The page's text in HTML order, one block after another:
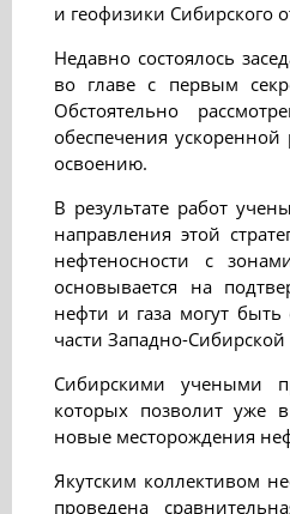
и геофизики Сибирского
Недавно состоялось
во главе с первым
Обстоятельно
обеспечения
освоению.
В результате работ
направления этой
нефтеносности с
основывается на
нефти и газа могут
части Западно-
Сибирскими учеными
которых позволит уже
новые месторождения
Якутским коллективом
проведена